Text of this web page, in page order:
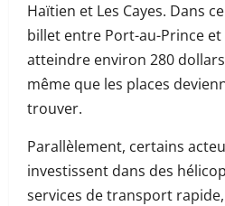
Haïtien et Les Cayes. Dans
billet entre Port-au-Prince et
atteindre environ 280
même que les places
trouver.
Parallèlement, certains
investissent dans des
services de transport